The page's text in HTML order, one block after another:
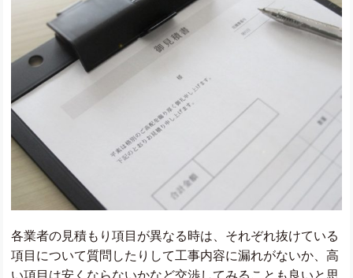
各業者の見積もり項目が異なる時は、それぞれ抜けている
項目について質問したりして工事内容に漏れがないか、高